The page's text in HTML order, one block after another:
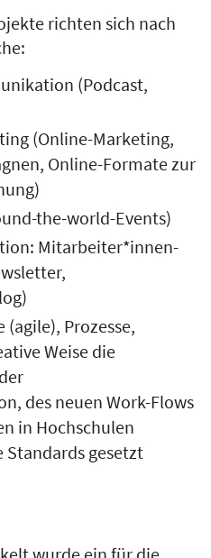
richten sich nach
(Podcast,
(Online-Marketing,
Online-Formate zur
the-world-Events)
Mitarbeiter*innen-
(agile), Prozesse,
Weise die
des neuen Work-Flows
in Hochschulen
gesetzt